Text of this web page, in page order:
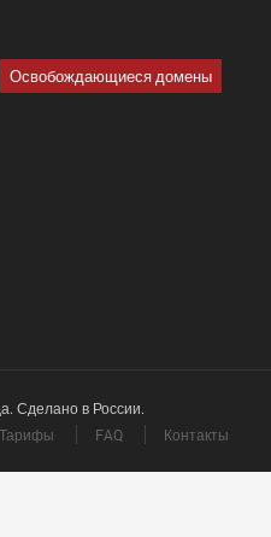
Освобождающиеся домены
Сделано в России.
Тарифы FAQ Контакты